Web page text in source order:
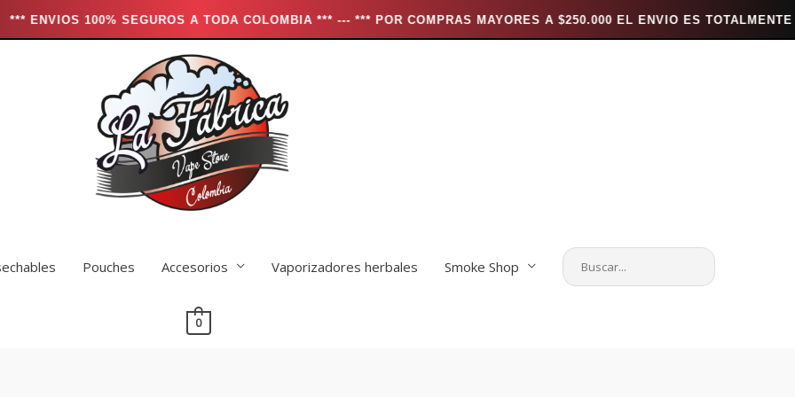
100% SEGUROS A TODA COLOMBIA *** --- *** POR COMPRAS MAYORES A $250.000 EL ENVIO ES TOTALMENTE GRATIS ***
Pouches Accesorios Vaporizadores herbales Smoke Shop
0